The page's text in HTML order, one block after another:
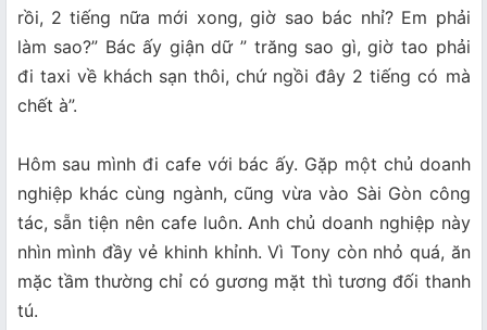
rồi, 2 tiếng nữa mới xong, giờ sao bác nhỉ? Em phải
làm sao?” Bác ấy giận dữ ” trăng sao gì, giờ tao phải
đi taxi về khách sạn thôi, chứ ngồi đây 2 tiếng có mà
chết à”.
Hôm sau mình đi cafe với bác ấy. Gặp một chủ doanh
nghiệp khác cùng ngành, cũng vừa vào Sài Gòn công
tác, sẵn tiện nên cafe luôn. Anh chủ doanh nghiệp này
nhìn mình đầy vẻ khinh khỉnh. Vì Tony còn nhỏ quá, ăn
mặc tầm thường chỉ có gương mặt thì tương đối thanh
tú.